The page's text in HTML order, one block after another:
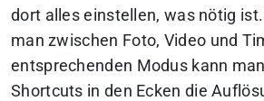
dort alles einstellen, was nötig
man zwischen Foto, Video und
entsprechenden Modus kann
Shortcuts in den Ecken die